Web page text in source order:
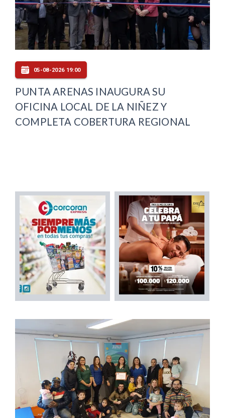
05-08-2026 19:00
PUNTA ARENAS INAUGURA SU
OFICINA LOCAL DE LA NIÑEZ Y
COMPLETA COBERTURA REGIONAL